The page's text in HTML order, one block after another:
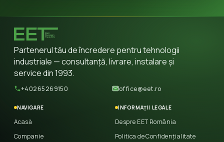
Partenerul tău de încredere pentru tehnologii
industriale — consultanță, livrare, instalare și
service din 1993.
+40265269150 office@eet.ro
NAVIGARE
Acasă
Companie
INFORMAȚII LEGALE
Despre EET România
Politica de Confidențialitate